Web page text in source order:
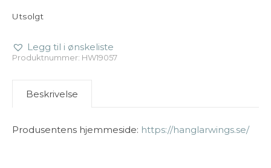
Utsolgt
Legg til i ønskeliste
Produktnummer: HW19057
Beskrivelse
Produsentens hjemmeside: https://hanglarwings.se/